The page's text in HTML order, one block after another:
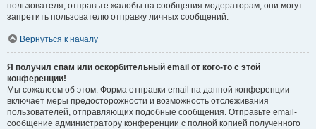
пользователя, отправьте жалобы на сообщения модераторам; они могут
запретить пользователю отправку личных сообщений.
Вернуться к началу
Я получил спам или оскорбительный email от кого-то с этой
конференции!
Мы сожалеем об этом. Форма отправки email на данной конференции
включает меры предосторожности и возможность отслеживания
пользователей, отправляющих подобные сообщения. Отправьте email-
сообщение администратору конференции с полной копией полученного